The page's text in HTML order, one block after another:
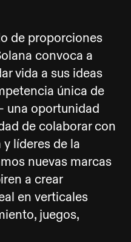
de proporciones
convoca a
vida a sus ideas
única de
una oportunidad
de colaborar con
líderes de la
nuevas marcas
a crear
en verticales
juegos,